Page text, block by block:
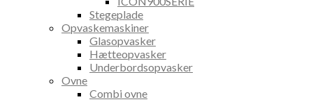
Stegeplade
Opvaskemaskiner
Glasopvasker
Hætteopvasker
Underbordsopvasker
Ovne
Combi ovne